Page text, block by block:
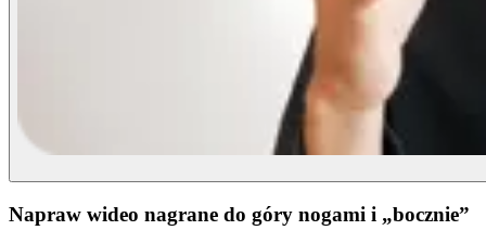
Napraw wideo nagrane do góry nogami i „bocznie”